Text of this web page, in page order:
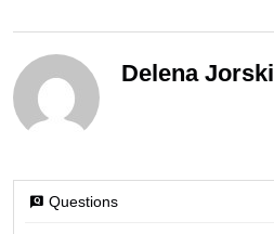
Delena Jorski
Questions